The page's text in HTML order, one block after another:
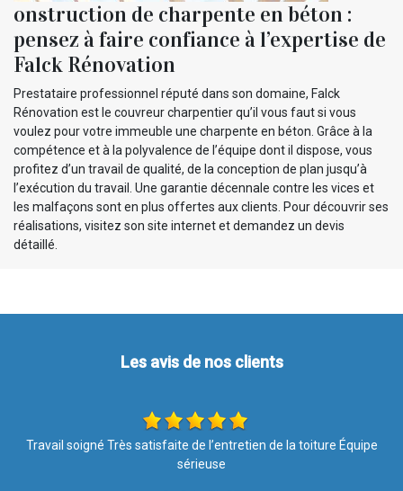
onstruction de charpente en béton :
pensez à faire confiance à l’expertise de
Falck Rénovation
Prestataire professionnel réputé dans son domaine, Falck
Rénovation est le couvreur charpentier qu’il vous faut si vous
voulez pour votre immeuble une charpente en béton. Grâce à la
compétence et à la polyvalence de l’équipe dont il dispose, vous
profitez d’un travail de qualité, de la conception de plan jusqu’à
l’exécution du travail. Une garantie décennale contre les vices et
les malfaçons sont en plus offertes aux clients. Pour découvrir ses
réalisations, visitez son site internet et demandez un devis
détaillé.
Les avis de nos clients
Je recommande au top !!